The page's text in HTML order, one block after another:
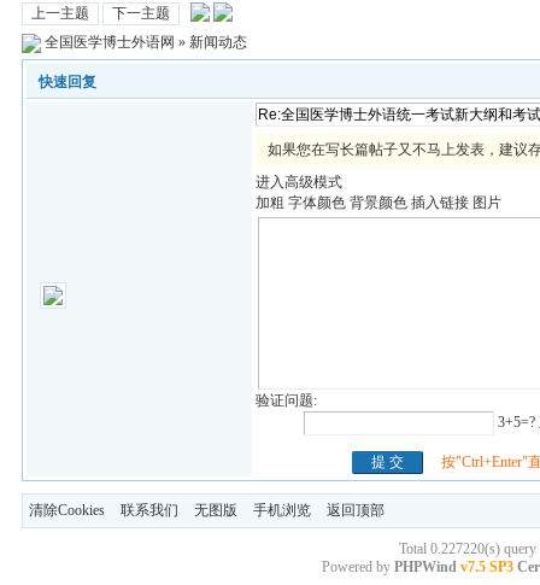
上一主题
下一主题
全国医学博士外语网 » 新闻动态
快速回复
如果您在写长篇帖子又不马上发表，建议
进入高级模式
加粗 字体颜色 背景颜色 插入链接 图片
验证问题:
3+5=?
按"Ctrl+Enter"
清除Cookies 联系我们 无图版 手机浏览 返回顶部
Total 0.227220(s)
Powered by PHPWind v7.5 SP3